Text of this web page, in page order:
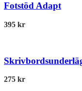
Fotstöd Adapt
395 kr
275 kr